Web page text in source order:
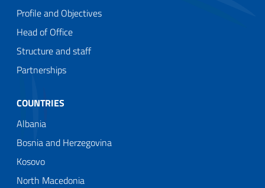
Profile and Objectives
Head of Office
Structure and staff
Partnerships
COUNTRIES
Albania
Bosnia and Herzegovina
Kosovo
North Macedonia